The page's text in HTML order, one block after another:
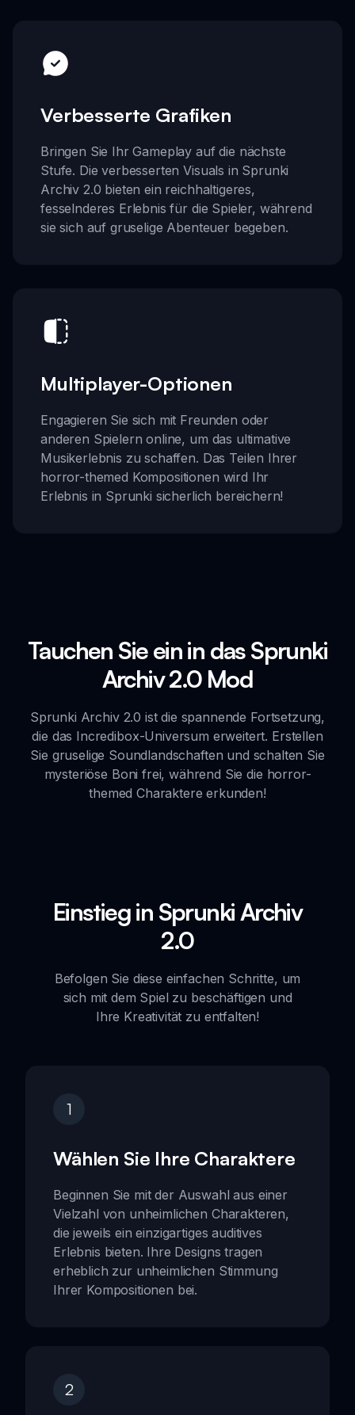
Verbesserte Grafiken
Bringen Sie Ihr Gameplay auf die nächste
Stufe. Die verbesserten Visuals in Sprunki
Archiv 2.0 bieten ein reichhaltigeres,
fesselnderes Erlebnis für die Spieler, während
sie sich auf gruselige Abenteuer begeben.
Multiplayer-Optionen
Engagieren Sie sich mit Freunden oder
anderen Spielern online, um das ultimative
Musikerlebnis zu schaffen. Das Teilen Ihrer
horror-themed Kompositionen wird Ihr
Erlebnis in Sprunki sicherlich bereichern!
Tauchen Sie ein in das Sprunki
Archiv 2.0 Mod
Sprunki Archiv 2.0 ist die spannende Fortsetzung,
die das Incredibox-Universum erweitert. Erstellen
Sie gruselige Soundlandschaften und schalten Sie
mysteriöse Boni frei, während Sie die horror-
themed Charaktere erkunden!
Einstieg in Sprunki Archiv
2.0
Befolgen Sie diese einfachen Schritte, um
sich mit dem Spiel zu beschäftigen und
Ihre Kreativität zu entfalten!
1
Wählen Sie Ihre Charaktere
Beginnen Sie mit der Auswahl aus einer
Vielzahl von unheimlichen Charakteren,
die jeweils ein einzigartiges auditives
Erlebnis bieten. Ihre Designs tragen
erheblich zur unheimlichen Stimmung
Ihrer Kompositionen bei.
2